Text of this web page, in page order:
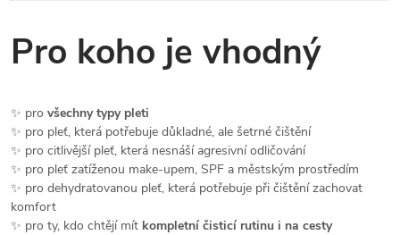
Pro koho je vhodný
✨ pro všechny typy pleti
✨ pro pleť, která potřebuje důkladné, ale šetrné čištění
✨ pro citlivější pleť, která nesnáší agresivní odličování
✨ pro pleť zatíženou make-upem, SPF a městským prostředím
✨ pro dehydratovanou pleť, která potřebuje při čištění zachovat
komfort
✨ pro ty, kdo chtějí mít kompletní čisticí rutinu i na cesty